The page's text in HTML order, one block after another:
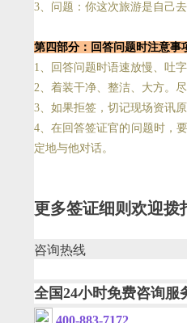
3、问题：你这次旅游是自己
第四部分：回答问题时注意事
1、回答问题时语速放慢、吐
2、着装干净、整洁、大方。
3、如果拒签，切记现场资讯
4、在回答签证官的问题时，
定地与他对话。
更多签证细则欢迎拨
咨询热线
全国24小时免费咨询服